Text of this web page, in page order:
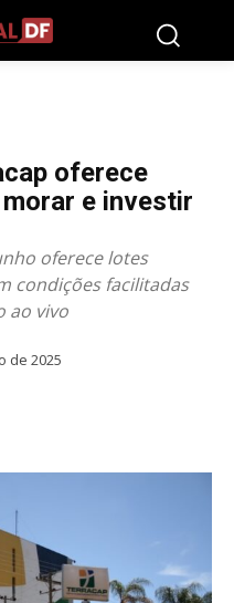
oferece
e investir
oferece lotes
condições facilitadas
ao vivo
de 2025